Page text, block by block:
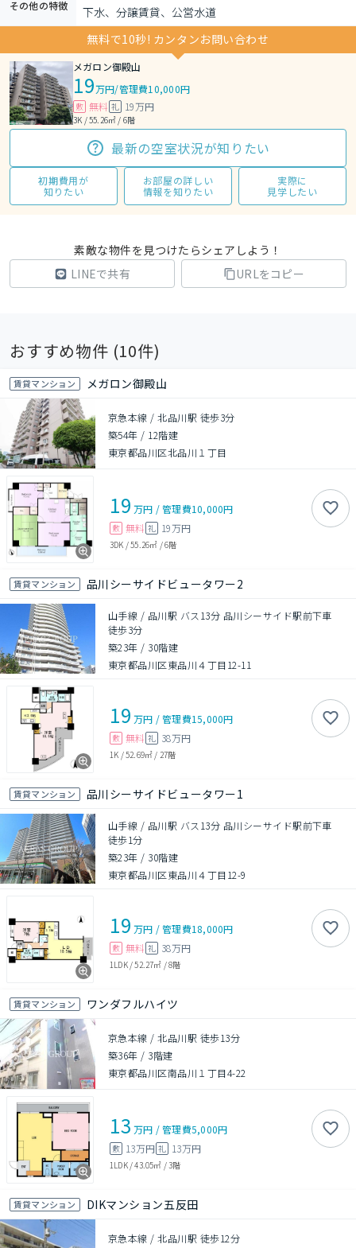
その他の特徴
下水、分譲賃貸、公営水道
無料で10秒! カンタンお問い合わせ
メガロン御殿山
19万円/管理費10,000円
敷 無料 礼 19万円
3K / 55.26㎡ / 6階
最新の空室状況が知りたい
初期費用が
知りたい
お部屋の詳しい
情報を知りたい
実際に
見学したい
素敵な物件を見つけたらシェアしよう！
LINEで共有
URLをコピー
おすすめ物件 (10件)
賃貸マンション メガロン御殿山
京急本線 / 北品川駅 徒歩3分
築54年 / 12階建
東京都品川区北品川１丁目
19 万円 /管理費10,000円
敷 無料 礼 19万円
3DK /55.26㎡ /6階
賃貸マンション 品川シーサイドビュータワー2
山手線 / 品川駅 バス13分 品川シーサイド駅前下車
徒歩3分
築23年 / 30階建
東京都品川区東品川４丁目12-11
19 万円 /管理費15,000円
敷 無料 礼 38万円
1K /52.69㎡ / 27階
賃貸マンション 品川シーサイドビュータワー1
山手線 / 品川駅 バス13分 品川シーサイド駅前下車
徒歩1分
築23年 / 30階建
東京都品川区東品川４丁目12-9
19 万円 /管理費18,000円
敷 無料 礼 38万円
1LDK/52.27㎡ /8階
賃貸マンション ワンダフルハイツ
京急本線 / 北品川駅 徒歩13分
築36年 / 3階建
東京都品川区南品川１丁目4-22
13 万円 /管理費5,000円
敷 13万円 礼 13万円
1LDK/43.05㎡ /3階
賃貸マンション DIKマンション五反田
京急本線 / 北品川駅 徒歩12分